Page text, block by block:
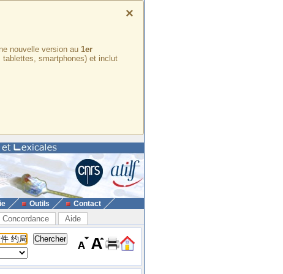
×
nouvelle version au 1er
tablettes, smartphones) et inclut
Outils Contact
Concordance Aide